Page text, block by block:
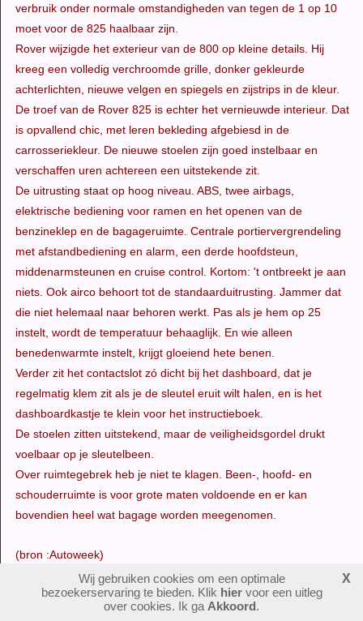
verbruik onder normale omstandigheden van tegen de 1 op 10
moet voor de 825 haalbaar zijn.
Rover wijzigde het exterieur van de 800 op kleine details. Hij
kreeg een volledig verchroomde grille, donker gekleurde
achterlichten, nieuwe velgen en spiegels en zijstrips in de kleur.
De troef van de Rover 825 is echter het vernieuwde interieur. Dat
is opvallend chic, met leren bekleding afgebiesd in de
carrosseriekleur. De nieuwe stoelen zijn goed instelbaar en
verschaffen uren achtereen een uitstekende zit.
De uitrusting staat op hoog niveau. ABS, twee airbags,
elektrische bediening voor ramen en het openen van de
benzineklep en de bagageruimte. Centrale portiervergrendeling
met afstandbediening en alarm, een derde hoofdsteun,
middenarmsteunen en cruise control. Kortom: 't ontbreekt je aan
niets. Ook airco behoort tot de standaarduitrusting. Jammer dat
die niet helemaal naar behoren werkt. Pas als je hem op 25
instelt, wordt de temperatuur behaaglijk. En wie alleen
benedenwarmte instelt, krijgt gloeiend hete benen.
Verder zit het contactslot zó dicht bij het dashboard, dat je
regelmatig klem zit als je de sleutel eruit wilt halen, en is het
dashboardkastje te klein voor het instructieboek.
De stoelen zitten uitstekend, maar de veiligheidsgordel drukt
voelbaar op je sleutelbeen.
Over ruimtegebrek heb je niet te klagen. Been-, hoofd- en
schouderruimte is voor grote maten voldoende en er kan
bovendien heel wat bagage worden meegenomen.
(bron :Autoweek)
Wij gebruiken cookies om een optimale
bezoekerservaring te bieden. Klik hiervoor een uitleg
over cookies. Ik ga Akkoord.
X